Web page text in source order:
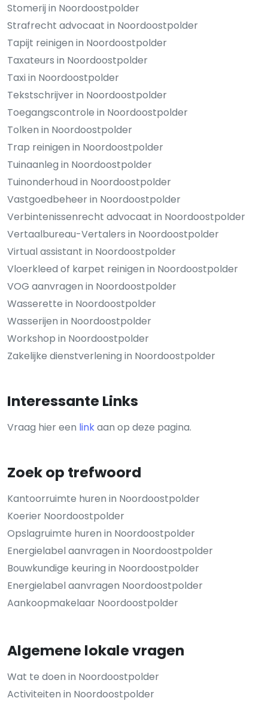
Stomerij in Noordoostpolder
Strafrecht advocaat in Noordoostpolder
Tapijt reinigen in Noordoostpolder
Taxateurs in Noordoostpolder
Taxi in Noordoostpolder
Tekstschrijver in Noordoostpolder
Toegangscontrole in Noordoostpolder
Tolken in Noordoostpolder
Trap reinigen in Noordoostpolder
Tuinaanleg in Noordoostpolder
Tuinonderhoud in Noordoostpolder
Vastgoedbeheer in Noordoostpolder
Verbintenissenrecht advocaat in Noordoostpolder
Vertaalbureau-Vertalers in Noordoostpolder
Virtual assistant in Noordoostpolder
Vloerkleed of karpet reinigen in Noordoostpolder
VOG aanvragen in Noordoostpolder
Wasserette in Noordoostpolder
Wasserijen in Noordoostpolder
Workshop in Noordoostpolder
Zakelijke dienstverlening in Noordoostpolder
Interessante Links
Vraag hier een linkaan op deze pagina.
Zoek op trefwoord
Kantoorruimte huren in Noordoostpolder
Koerier Noordoostpolder
Opslagruimte huren in Noordoostpolder
Energielabel aanvragen in Noordoostpolder
Bouwkundige keuring in Noordoostpolder
Energielabel aanvragen Noordoostpolder
Aankoopmakelaar Noordoostpolder
Algemene lokale vragen
Wat te doen in Noordoostpolder
Activiteiten in Noordoostpolder